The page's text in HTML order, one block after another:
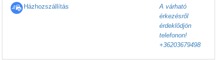
Házhozszállítás
A várható
érkezésről
érdeklődjön
telefonon!
+36203679498